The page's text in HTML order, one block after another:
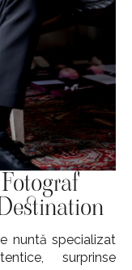
nuntă specializat
surprinse